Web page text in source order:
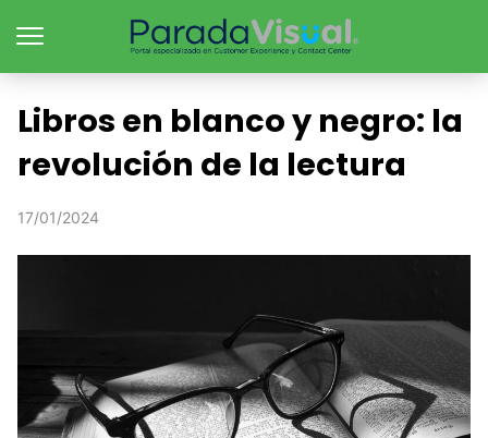
Libros en blanco y negro: la
revolución de la lectura
17/01/2024